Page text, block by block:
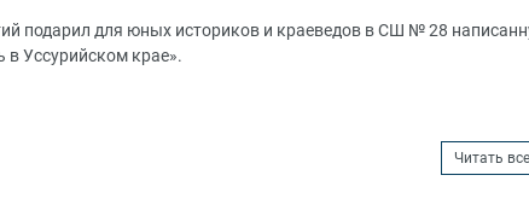
подарил для юных историков и краеведов в СШ № 28
в Уссурийском крае».
Читать все